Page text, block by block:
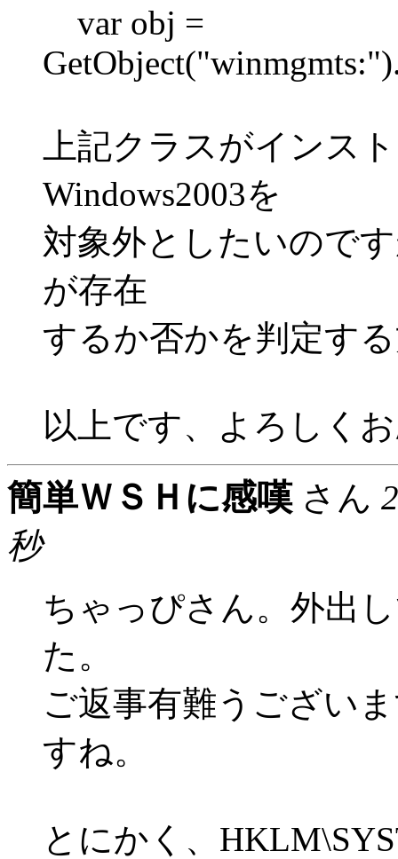
var obj =
上記クラスがインス
Windows2003を
対象外としたいので
が存在
するか否かを判定す
以上です、よろしく
簡単ＷＳＨに感嘆さん
秒
ちゃっぴさん。外出
た。
ご返事有難うござい
すね。
とにかく、